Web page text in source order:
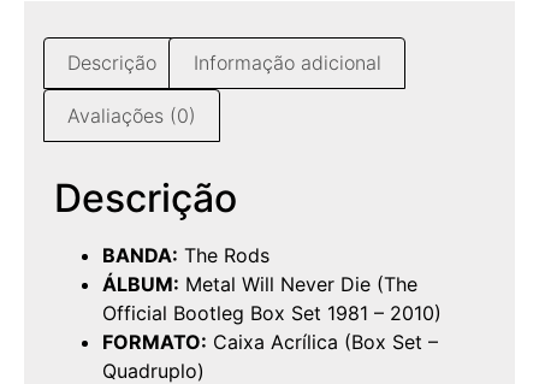
Descrição Informação adicional
Avaliações (0)
Descrição
BANDA: The Rods
ÁLBUM: Metal Will Never Die (The
Official Bootleg Box Set 1981 – 2010)
FORMATO: Caixa Acrílica (Box Set –
Quadruplo)